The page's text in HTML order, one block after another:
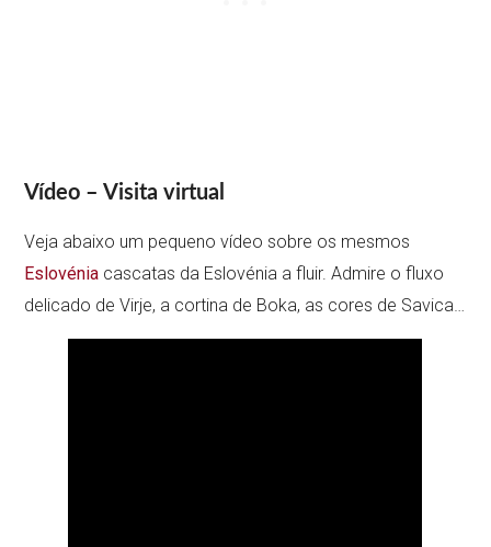
Vídeo – Visita virtual
Veja abaixo um pequeno vídeo sobre os mesmos
Eslovénia cascatas da Eslovénia a fluir. Admire o fluxo
delicado de Virje, a cortina de Boka, as cores de Savica…